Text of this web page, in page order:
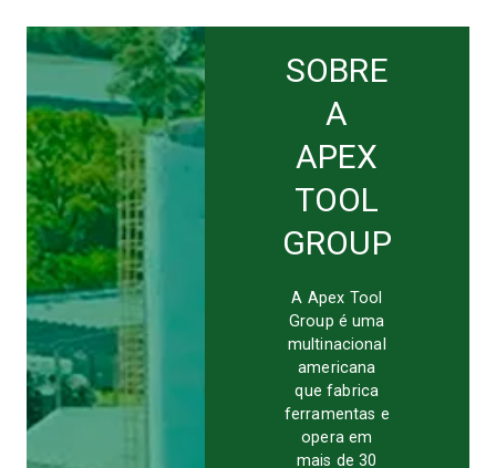
SOBRE
A
APEX
TOOL
GROUP
A Apex Tool
Group é uma
multinacional
americana
que fabrica
ferramentas e
opera em
mais de 30